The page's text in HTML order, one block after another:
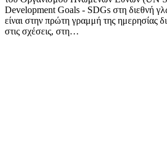
Development Goals - SDGs στη διεθνή
είναι στην πρώτη γραμμή της ημερησίας
στις σχέσεις, στη…